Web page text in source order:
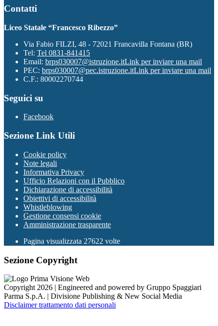
Contatti
Liceo Statale “Francesco Ribezzo”
Via Fabio FILZI, 48 - 72021 Francavilla Fontana (BR)
Tel: Tel 0831-841415
Email: brps030007@istruzione.itLink per inviare una mail
PEC: brps030007@pec.istruzione.itLink per inviare una mail
C.F.: 80002270744
Seguici su
Facebook
Sezione Link Utili
Cookie policy
Note legali
Informativa Privacy
Ufficio Relazioni con il Pubblico
Dichiarazione di accessibilità
Obiettivi di accessibilità
Whistleblowing
Gestione consensi cookie
Amministrazione trasparente
Pagina visualizzata 27622 volte
Sezione Copyright
Copyright 2026 | Engineered and powered by Gruppo Spaggiari
Parma S.p.A. | Divisione Publishing & New Social Media
Disclaimer trattamento dati personali